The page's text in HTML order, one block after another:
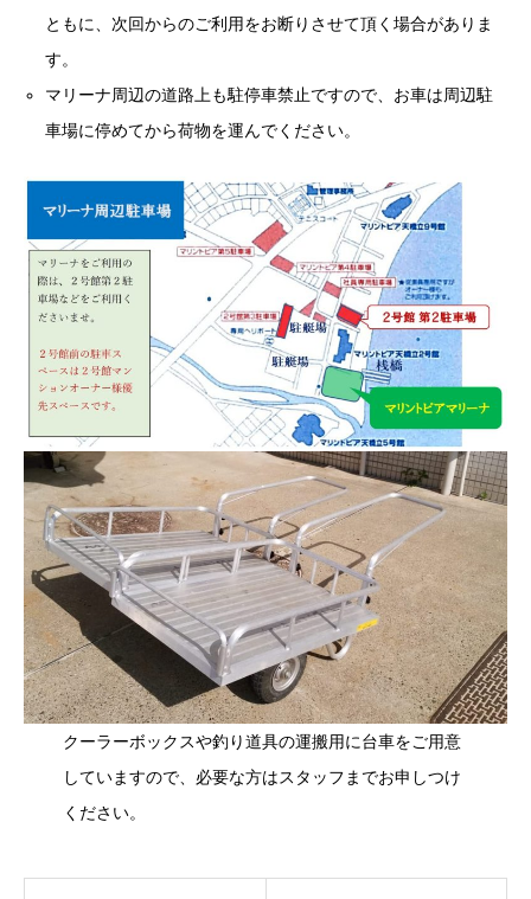
ともに、次回からのご利用をお断りさせて頂く場合がありま
す。
マリーナ周辺の道路上も駐停車禁止ですので、お車は周辺駐
車場に停めてから荷物を運んでください。
クーラーボックスや釣り道具の運搬用に台車をご用意
していますので、必要な方はスタッフまでお申しつけ
ください。